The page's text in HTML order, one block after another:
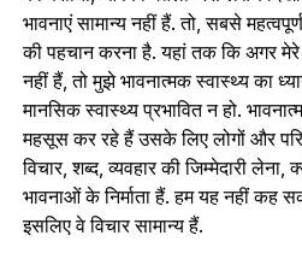
भावनाएं सामान्य नहीं हैं. तो, सबसे
की पहचान करना है. यहां तक कि अगर मेरे
नहीं हैं, तो मुझे भावनात्मक स्वास्थ्य का
मानसिक स्वास्थ्य प्रभावित न हो.
महसूस कर रहे हैं उसके लिए लोगों और
विचार, शब्द, व्यवहार की जिम्मेदारी
भावनाओं के निर्माता हैं. हम यह नहीं कह
इसलिए वे विचार सामान्य हैं.